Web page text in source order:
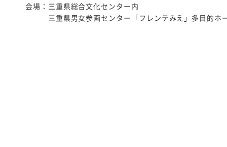
会場：三重県総合文化センター内
三重県男女参画センター「フレンテみえ」多目的ホ